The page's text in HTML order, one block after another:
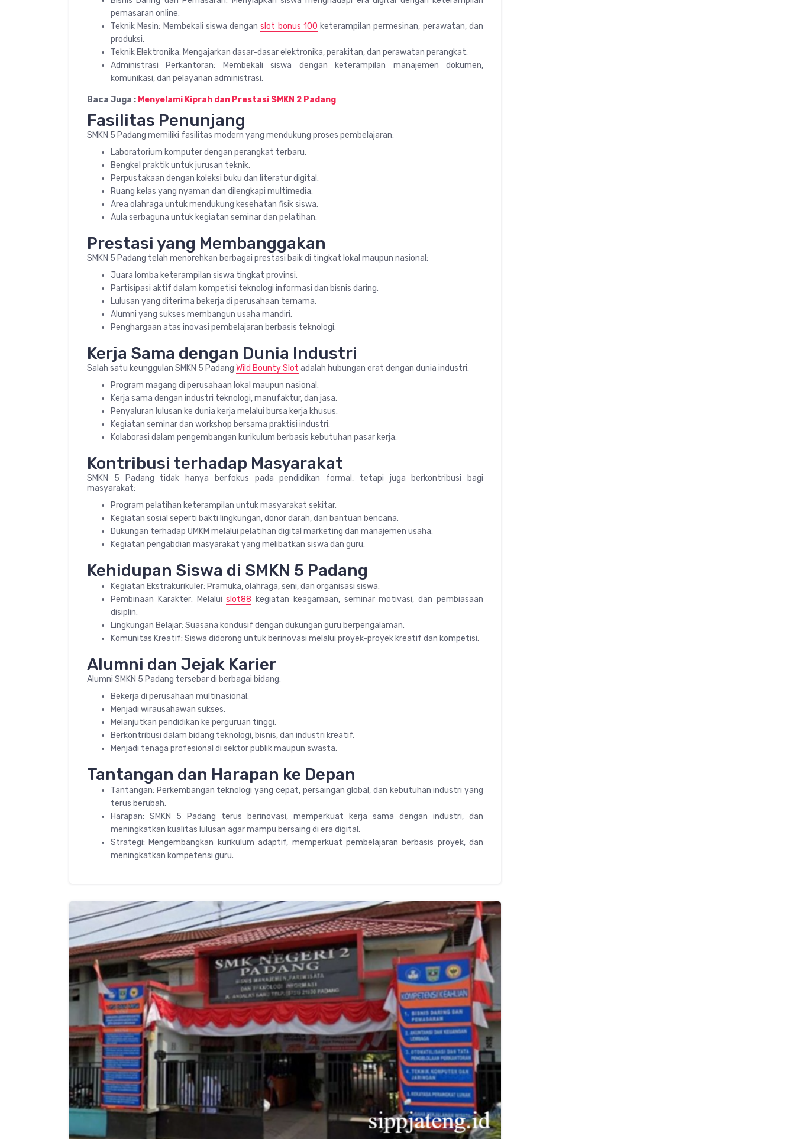
pemasaran online.
Teknik Mesin: Membekali siswa denganslot bonus 100 keterampilan permesinan, perawatan, dan
produksi.
Teknik Elektronika: Mengajarkan dasar-dasar elektronika, perakitan, dan perawatan perangkat.
Administrasi Perkantoran: Membekali siswa dengan keterampilan manajemen dokumen,
komunikasi, dan pelayanan administrasi.
Baca Juga : Menyelami Kiprah dan Prestasi SMKN 2 Padang
Fasilitas Penunjang
SMKN 5 Padang memiliki fasilitas modern yang mendukung proses pembelajaran:
Laboratorium komputer dengan perangkat terbaru.
Bengkel praktik untuk jurusan teknik.
Perpustakaan dengan koleksi buku dan literatur digital.
Ruang kelas yang nyaman dan dilengkapi multimedia.
Area olahraga untuk mendukung kesehatan fisik siswa.
Aula serbaguna untuk kegiatan seminar dan pelatihan.
Prestasi yang Membanggakan
SMKN 5 Padang telah menorehkan berbagai prestasi baik di tingkat lokal maupun nasional:
Juara lomba keterampilan siswa tingkat provinsi.
Partisipasi aktif dalam kompetisi teknologi informasi dan bisnis daring.
Lulusan yang diterima bekerja di perusahaan ternama.
Alumni yang sukses membangun usaha mandiri.
Penghargaan atas inovasi pembelajaran berbasis teknologi.
Kerja Sama dengan Dunia Industri
Salah satu keunggulan SMKN 5 Padang Wild Bounty Slot adalah hubungan erat dengan dunia industri:
Program magang di perusahaan lokal maupun nasional.
Kerja sama dengan industri teknologi, manufaktur, dan jasa.
Penyaluran lulusan ke dunia kerja melalui bursa kerja khusus.
Kegiatan seminar dan workshop bersama praktisi industri.
Kolaborasi dalam pengembangan kurikulum berbasis kebutuhan pasar kerja.
Kontribusi terhadap Masyarakat
SMKN 5 Padang tidak hanya berfokus pada pendidikan formal, tetapi juga berkontribusi bagi
masyarakat:
Program pelatihan keterampilan untuk masyarakat sekitar.
Kegiatan sosial seperti bakti lingkungan, donor darah, dan bantuan bencana.
Dukungan terhadap UMKM melalui pelatihan digital marketing dan manajemen usaha.
Kegiatan pengabdian masyarakat yang melibatkan siswa dan guru.
Kehidupan Siswa di SMKN 5 Padang
Kegiatan Ekstrakurikuler: Pramuka, olahraga, seni, dan organisasi siswa.
Pembinaan Karakter: Melaluislot88 kegiatan keagamaan, seminar motivasi, dan pembiasaan
disiplin.
Lingkungan Belajar: Suasana kondusif dengan dukungan guru berpengalaman.
Komunitas Kreatif: Siswa didorong untuk berinovasi melalui proyek-proyek kreatif dan kompetisi.
Alumni dan Jejak Karier
Alumni SMKN 5 Padang tersebar di berbagai bidang:
Bekerja di perusahaan multinasional.
Menjadi wirausahawan sukses.
Melanjutkan pendidikan ke perguruan tinggi.
Berkontribusi dalam bidang teknologi, bisnis, dan industri kreatif.
Menjadi tenaga profesional di sektor publik maupun swasta.
Tantangan dan Harapan ke Depan
Tantangan: Perkembangan teknologi yang cepat, persaingan global, dan kebutuhan industri yang
terus berubah.
Harapan: SMKN 5 Padang terus berinovasi, memperkuat kerja sama dengan industri, dan
meningkatkan kualitas lulusan agar mampu bersaing di era digital.
Strategi: Mengembangkan kurikulum adaptif, memperkuat pembelajaran berbasis proyek, dan
meningkatkan kompetensi guru.